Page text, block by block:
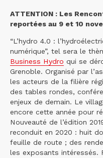
ATTENTION : Les
reportées au 9 et 10
“L’hydro 4.0 :
numérique”, tel sera le
Business Hydro qui se
Grenoble. Organisé par
les acteurs de la filière
des tables rondes,
enjeux de demain. Le
encore cette année pour
Nouveauté de l’édition
reconduit en 2020 : huit
feuille de route ; des
les exposants intéressés.